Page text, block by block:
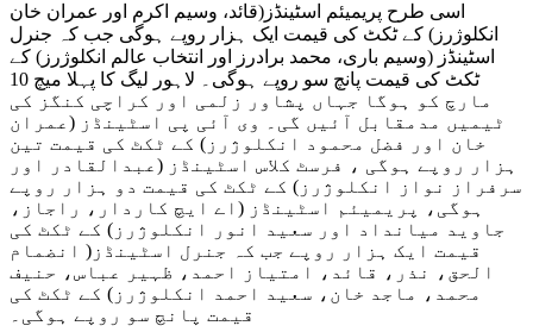
اسی طرح پریمیئم اسٹینڈز(قائد، وسیم اکرم اور عمران خان
انکلوژرز) کے ٹکٹ کی قیمت ایک ہزار روپے ہوگی جب کہ جنرل
اسٹینڈز (وسیم باری، محمد برادرز اور انتخاب عالم انکلوژرز) کے
ٹکٹ کی قیمت پانچ سو روپے ہوگی۔ لاہور لیگ کا پہلا میچ 10
مارچ کو ہوگا جہاں پشاور زلمی اور کراچی کنگز کی
ٹیمیں مدمقابل آئیں گی۔ وی آئی پی اسٹینڈز (عمران
خان اور فضل محمود انکلوژرز) کے ٹکٹ کی قیمت تین
ہزار روپے ہوگی ، فرسٹ کلاس اسٹینڈز (عبدالقادر اور
سرفراز نواز انکلوژرز) کے ٹکٹ کی قیمت دو ہزار روپے
ہوگی، پریمیئم اسٹینڈز (اے ایچ کاردار، راجاز،
جاوید میانداد اور سعید انور انکلوژرز) کے ٹکٹ کی
قیمت ایک ہزار روپے جب کہ جنرل اسٹینڈز( انضمام
الحق، نذر، قائد، امتیاز احمد، ظہیر عباس، حنیف
محمد، ماجد خان، سعید احمد انکلوژرز) کے ٹکٹ کی
قیمت پانچ سو روپے ہوگی۔